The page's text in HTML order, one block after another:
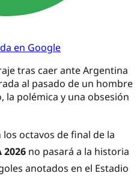
en Google
tras caer ante Argentina
al pasado de un hombre
la polémica y una obsesión
los octavos de final de la
2026 no pasará a la historia
anotados en el Estadio